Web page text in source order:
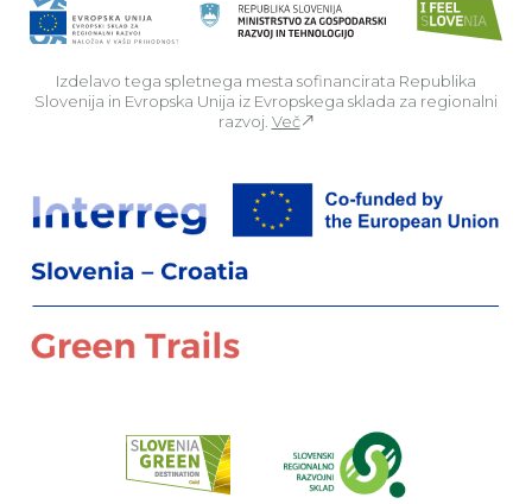
Izdelavo tega spletnega mesta sofinancirata Republika
Slovenija in Evropska Unija iz Evropskega sklada za regionalni
razvoj. Več